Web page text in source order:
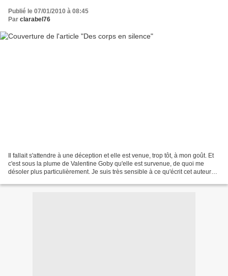
Publié le 07/01/2010 à 08:45
Par clarabel76
Il fallait s'attendre à une déception et elle est venue, trop tôt, à mon goût. Et
c'est sous la plume de Valentine Goby qu'elle est survenue, de quoi me
désoler plus particulièrement. Je suis très sensible à ce qu'écrit cet auteur